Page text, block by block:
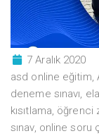
7 Aralık 2020
asd online eğitim
deneme sınavı
kısıtlama öğrenci
sınav, online soru